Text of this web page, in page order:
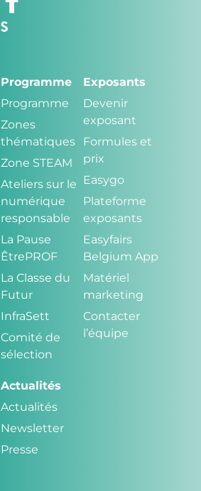
Programme
Programme
Zones
thématiques
Zone STEAM
Ateliers sur le
numérique
responsable
La Pause
ÊtrePROF
La Classe du
Futur
InfraSett
Comité de
sélection
Actualités
Actualités
Newsletter
Presse
Exposants
Devenir
exposant
Formules et
prix
Easygo
Plateforme
exposants
Easyfairs
Belgium App
Matériel
marketing
Contacter
l’équipe